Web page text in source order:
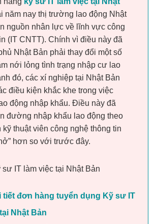
năm nay thị trường lao động Nhật
nguồn nhân lực về lĩnh vực công
(IT CNTT). Chính vì điều này đã
Nhật Bản phải thay đổi một số
nới lỏng tình trạng nhập cư lao
đó, các xí nghiệp tại Nhật Bản
điều kiện khắc khe trong việc
động nhập khẩu. Điều này đã
đường nhập khẩu lao động theo
thuật viên công nghệ thông tin
hơn so với trước đây.
tiết đơn hàng tuyển dụng Kỹ sư IT
Nhật Bản